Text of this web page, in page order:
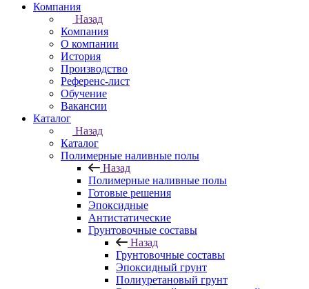
Компания
Назад
Компания
О компании
История
Производство
Референс-лист
Обучение
Вакансии
Каталог
Назад
Каталог
Полимерные наливные полы
Назад
Полимерные наливные полы
Готовые решения
Эпоксидные
Антистатические
Грунтовочные составы
Назад
Грунтовочные составы
Эпоксидный грунт
Полиуретановый грунт